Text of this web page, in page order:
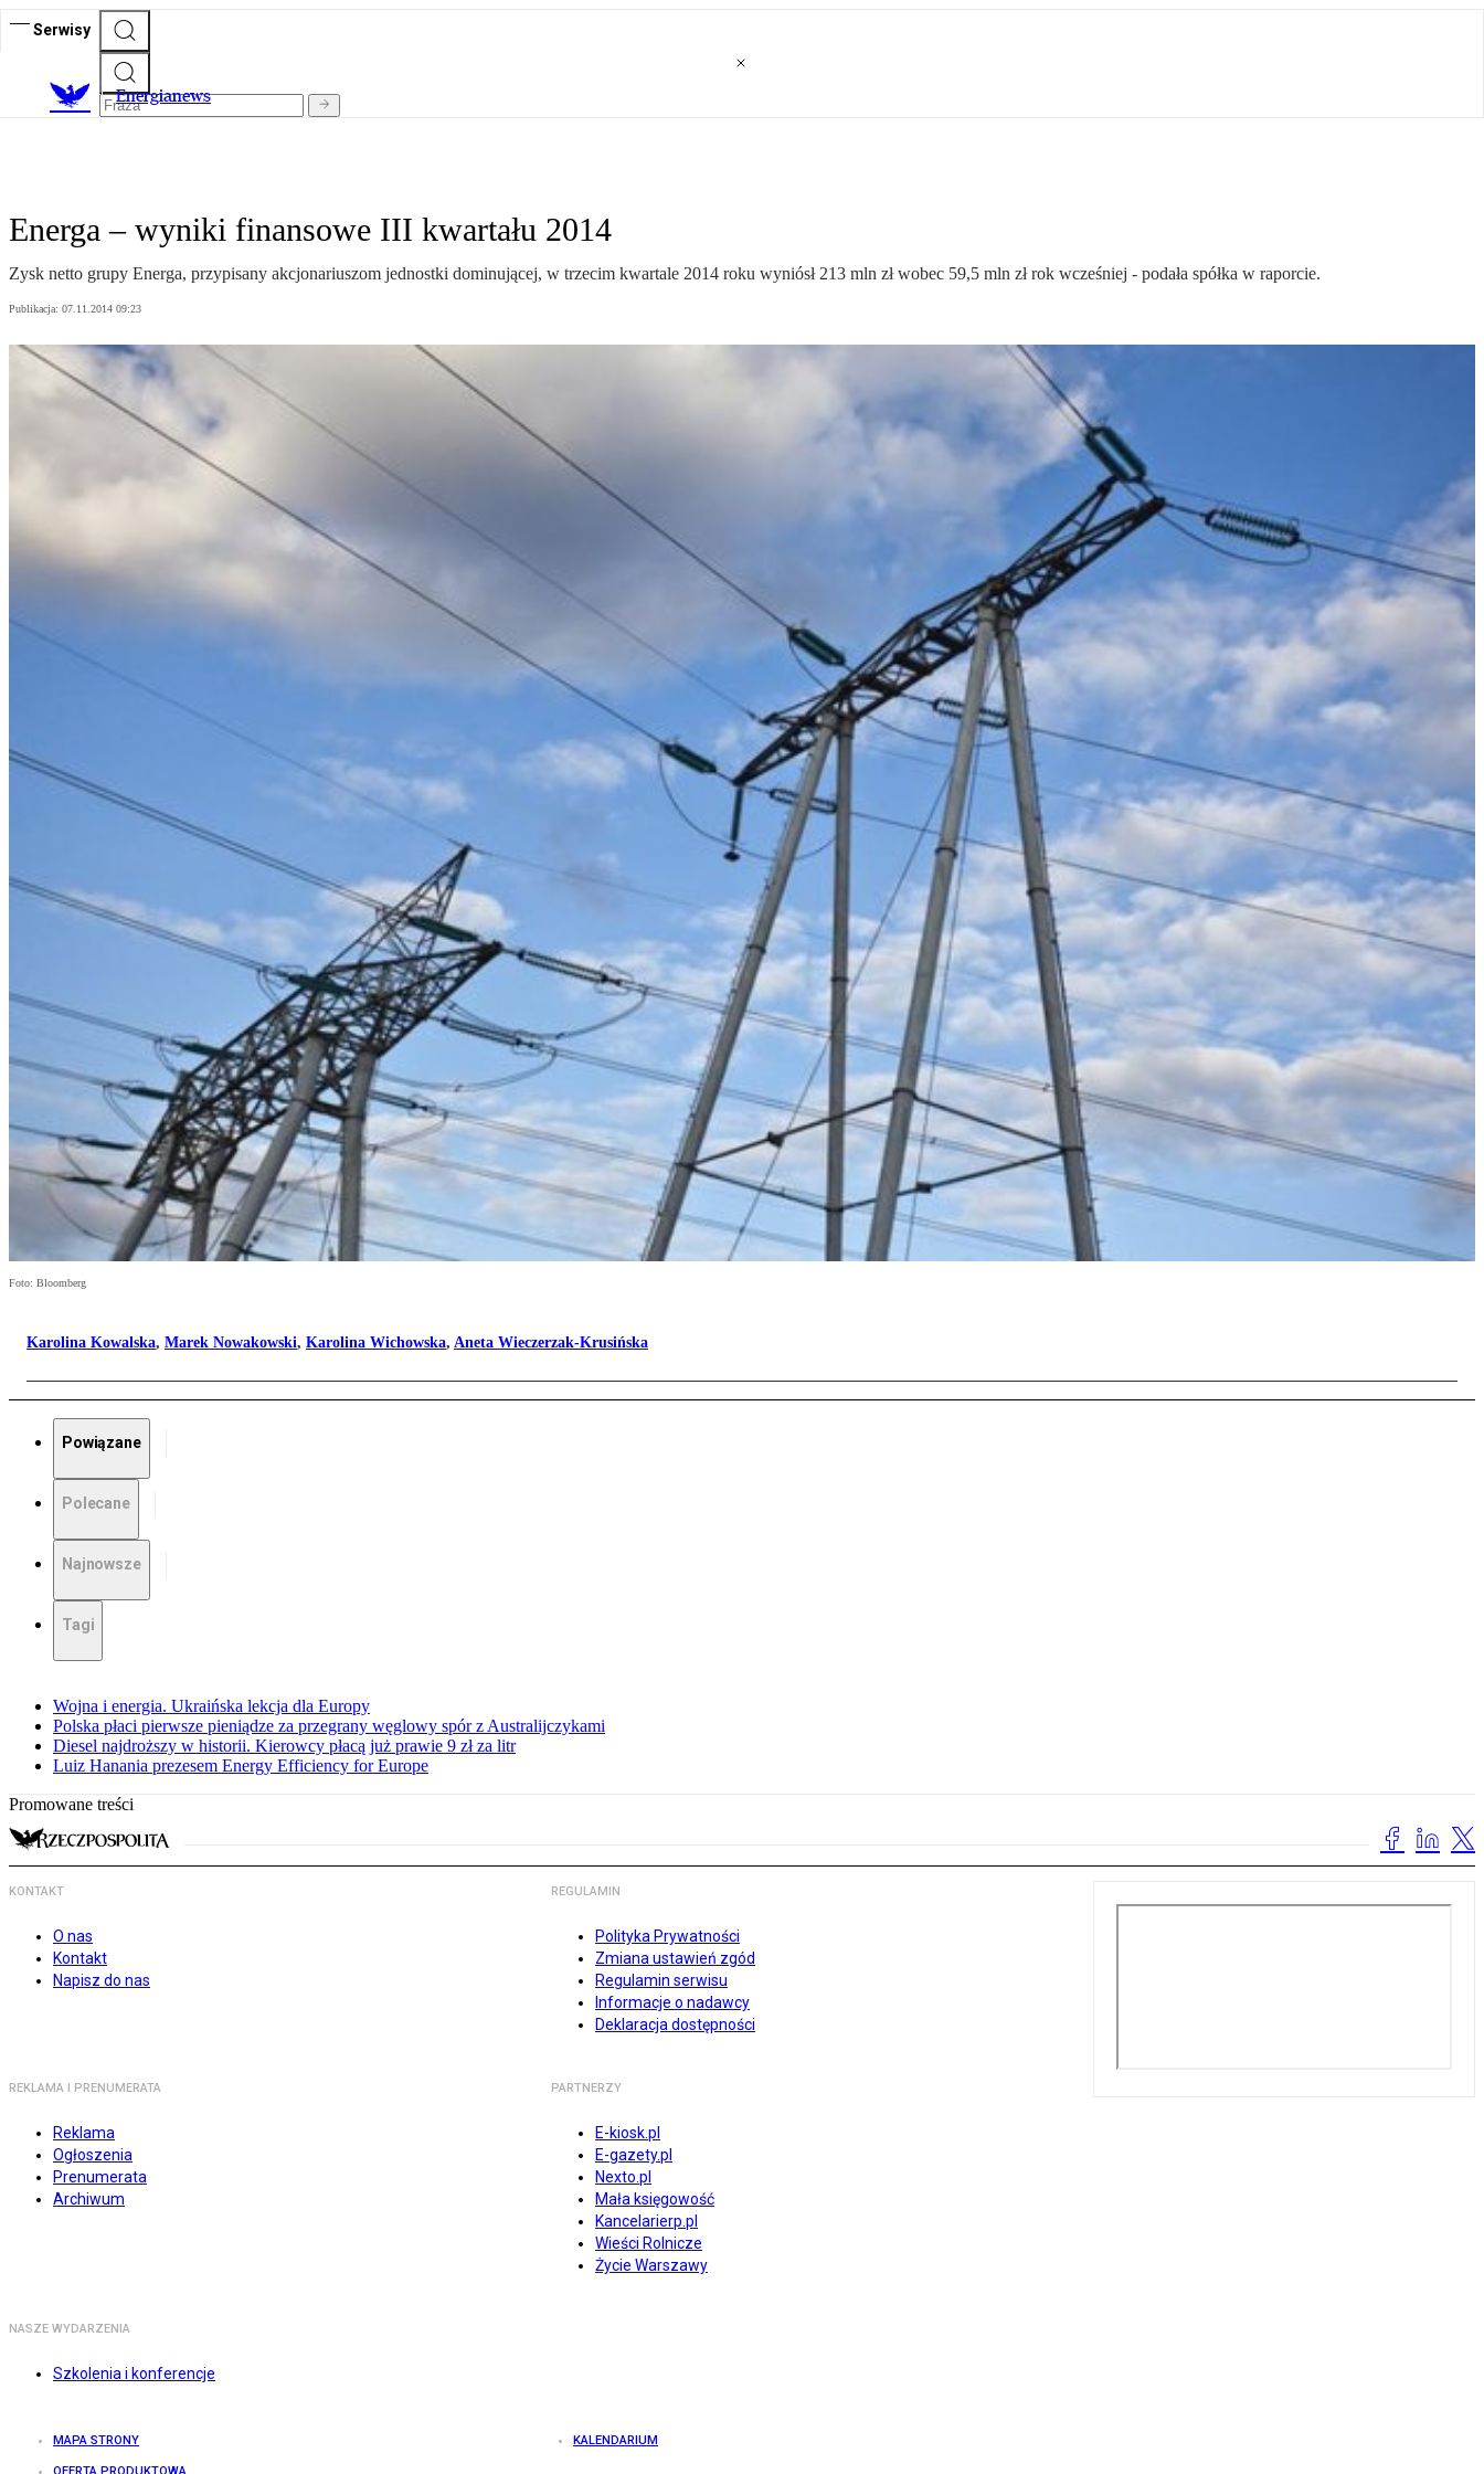
Serwisy
Energianews
Energa – wyniki finansowe III kwartału 2014
Zysk netto grupy Energa, przypisany akcjonariuszom jednostki dominującej, w trzecim kwartale 2014 roku wyniósł 213 mln zł wobec 59,5 mln zł rok wcześniej - podała spółka w raporcie.
Publikacja: 07.11.2014 09:23
Foto: Bloomberg
Karolina Kowalska, Marek Nowakowski, Karolina Wichowska, Aneta Wieczerzak-Krusińska
Powiązane
Polecane
Najnowsze
Tagi
Wojna i energia. Ukraińska lekcja dla Europy
Polska płaci pierwsze pieniądze za przegrany węglowy spór z Australijczykami
Diesel najdroższy w historii. Kierowcy płacą już prawie 9 zł za litr
Luiz Hanania prezesem Energy Efficiency for Europe
Promowane treści
KONTAKT
O nas
Kontakt
Napisz do nas
REGULAMIN
Polityka Prywatności
Zmiana ustawień zgód
Regulamin serwisu
Informacje o nadawcy
Deklaracja dostępności
REKLAMA I PRENUMERATA
Reklama
Ogłoszenia
Prenumerata
Archiwum
PARTNERZY
E-kiosk.pl
E-gazety.pl
Nexto.pl
Mała księgowość
Kancelarierp.pl
Wieści Rolnicze
Życie Warszawy
NASZE WYDARZENIA
Szkolenia i konferencje
MAPA STRONY KALENDARIUM